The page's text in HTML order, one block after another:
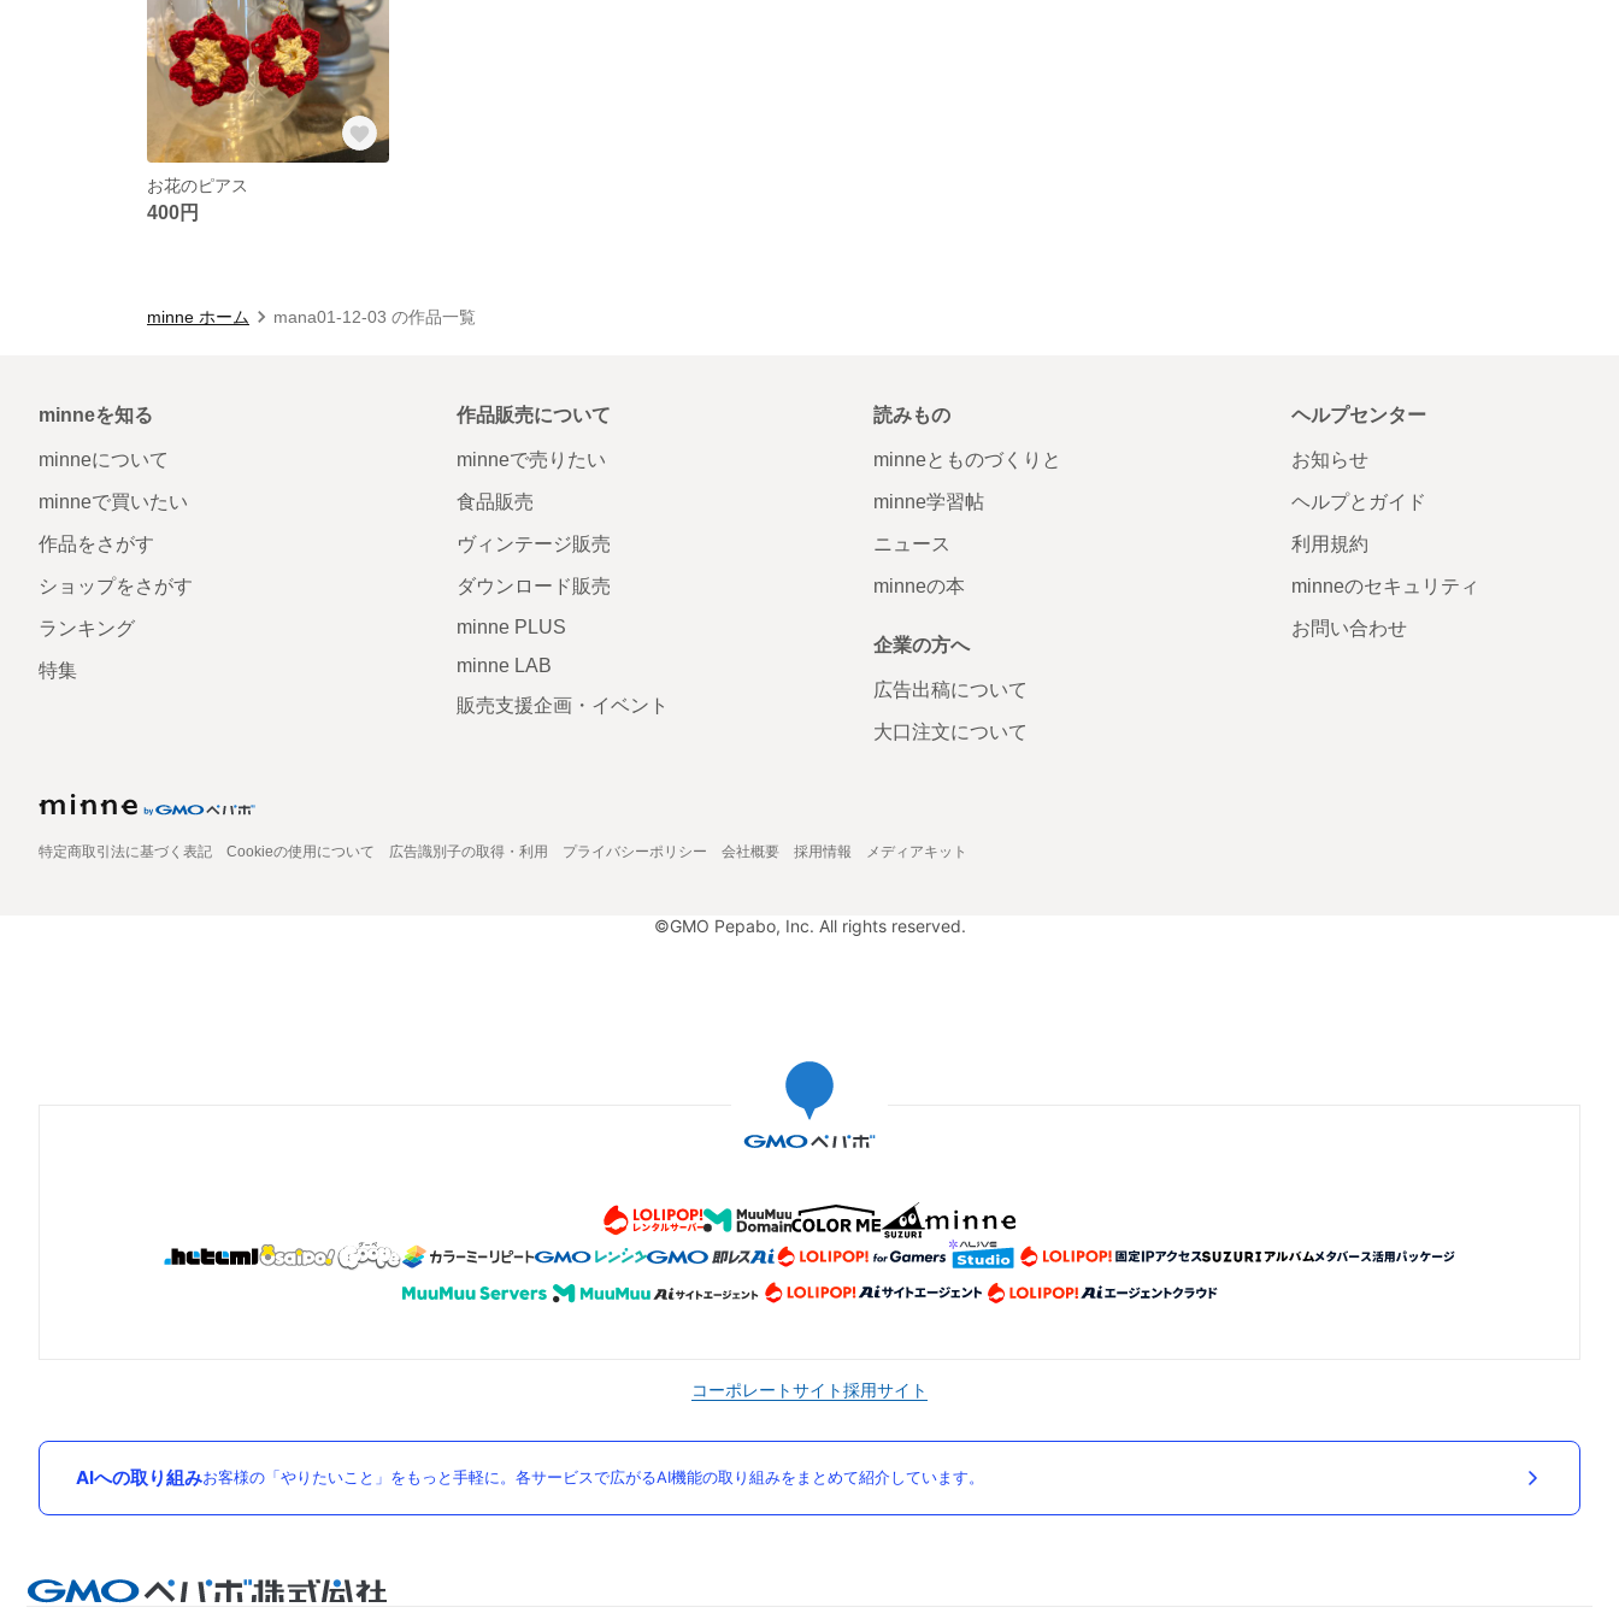
お花のピアス
400円
minne ホーム mana01-12-03 の作品一覧
minneを知る
minneについて
minneで買いたい
作品をさがす
ショップをさがす
ランキング
特集
作品販売について
minneで売りたい
食品販売
ヴィンテージ販売
ダウンロード販売
minne PLUS
minne LAB
販売支援企画・イベント
読みもの
minneとものづくりと
minne学習帖
ニュース
minneの本
企業の方へ
広告出稿について
大口注文について
ヘルプセンター
お知らせ
ヘルプとガイド
利用規約
minneのセキュリティ
お問い合わせ
特定商取引法に基づく表記 Cookieの使用について 広告識別子の取得・利用 プライバシーポリシー 会社概要 採用情報 メディアキット
©GMO Pepabo, Inc. All rights reserved.
コーポレートサイト採用サイト
AIへの取り組みお客様の「やりたいこと」をもっと手軽に。各サービスで広がるAI機能の取り組みをまとめて紹介しています。